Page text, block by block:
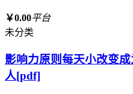
￥0.00平台
未分类
影响力原则每天小改变
人[pdf]